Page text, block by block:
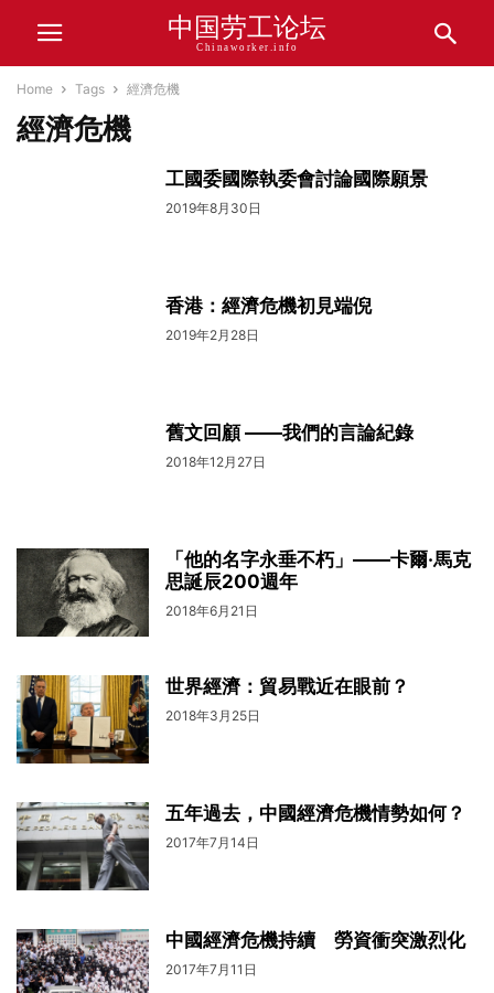
中国劳工论坛
Chinaworker.info
Home Tags 經濟危機
經濟危機
工國委國際執委會討論國際願景
2019年8月30日
香港：經濟危機初見端倪
2019年2月28日
舊文回顧 ——我們的言論紀錄
2018年12月27日
「他的名字永垂不朽」——卡爾·馬克
思誕辰200週年
2018年6月21日
世界經濟：貿易戰近在眼前？
2018年3月25日
五年過去，中國經濟危機情勢如何？
2017年7月14日
中國經濟危機持續 勞資衝突激烈化
2017年7月11日